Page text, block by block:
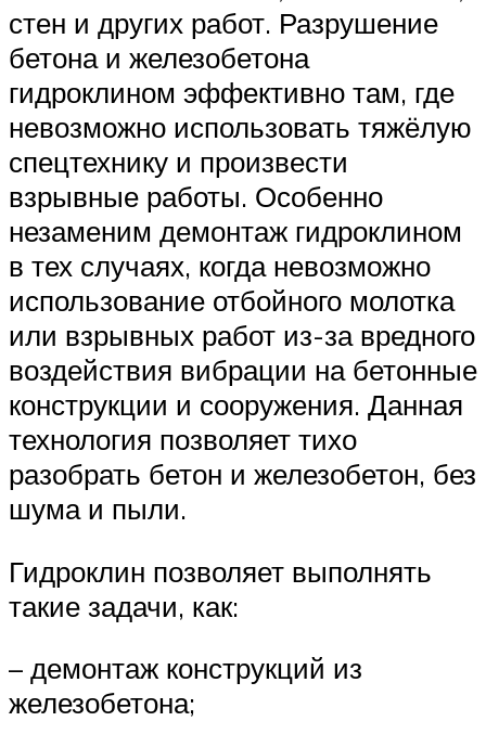
стен и других работ. Разрушение
бетона и железобетона
гидроклином эффективно там, где
невозможно использовать тяжёлую
спецтехнику и произвести
взрывные работы. Особенно
незаменим демонтаж гидроклином
в тех случаях, когда невозможно
использование отбойного молотка
или взрывных работ из-за вредного
воздействия вибрации на бетонные
конструкции и сооружения. Данная
технология позволяет тихо
разобрать бетон и железобетон, без
шума и пыли.
Гидроклин позволяет выполнять
такие задачи, как:
– демонтаж конструкций из
железобетона;